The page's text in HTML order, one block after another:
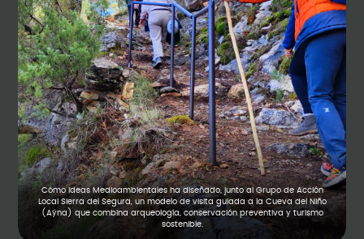
Cómo Ideas Medioambientales ha diseñado, junto al Grupo de Acción
Local Sierra del Segura, un modelo de visita guiada a la Cueva del Niño
(Aýna) que combina arqueología, conservación preventiva y turismo
sostenible.